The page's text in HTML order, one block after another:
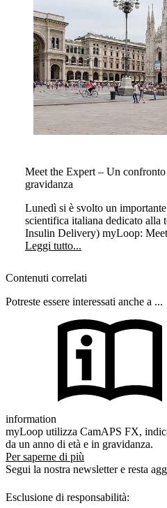
Meet the Expert – Un
gravidanza
Lunedì si è svolto un
scientifica italiana dedicato
Insulin Delivery) myLoop: Meet the Expert, un doppio
appuntamento che ha visto
Leggi tutto...
Contenuti correlati
Potreste essere interessati anche a ...
information
myLoop utilizza CamAPS FX,
da un anno di età e in gravidanza.
Per saperne di più
Segui la nostra newsletter e resta
Esclusione di responsabilità: